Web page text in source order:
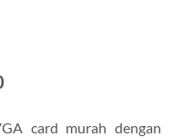
card murah dengan